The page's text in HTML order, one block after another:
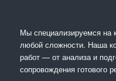
Мы специализируемся на
любой сложности. Наша
работ — от анализа и
сопровождения готового